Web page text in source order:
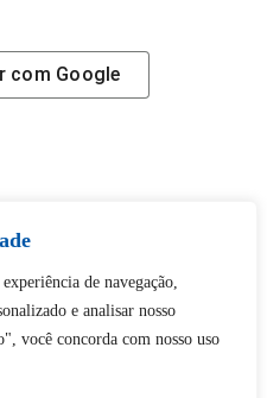
de navegação,
e analisar nosso
você concorda com nosso uso
com Google
que deseja
publicação?
: 0